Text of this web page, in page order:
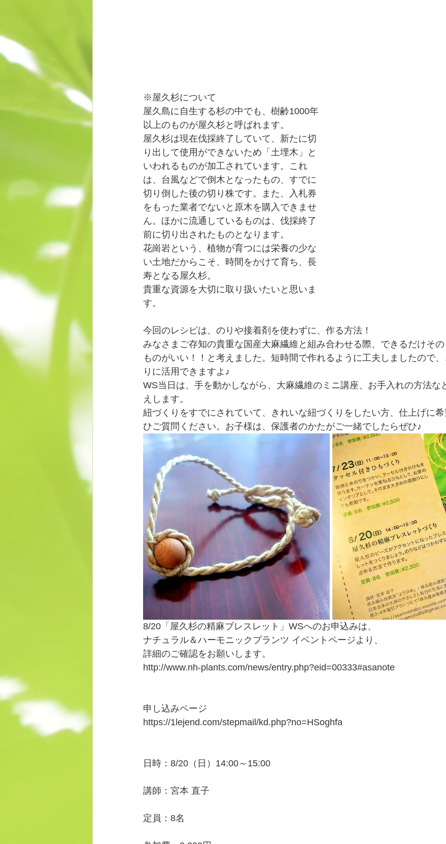
※屋久杉について
屋久島に自生する杉の中でも、樹齢1000年
以上のものが屋久杉と呼ばれます。
屋久杉は現在伐採終了していて、新たに切
り出して使用ができないため「土埋木」と
いわれるものが加工されています。これ
は、台風などで倒木となったもの、すでに
切り倒した後の切り株です。また、入札券
をもった業者でないと原木を購入できませ
ん。ほかに流通しているものは、伐採終了
前に切り出されたものとなります。
花崗岩という、植物が育つには栄養の少な
い土地だからこそ、時間をかけて育ち、長
寿となる屋久杉。
貴重な資源を大切に取り扱いたいと思いま
す。
今回のレシピは、のりや接着剤を使わずに、作る方法！
みなさまご存知の貴重な国産大麻繊維と組み合わせる際、できるだけそ
ものがいい！！と考えました。短時間で作れるように工夫しましたので、
りに活用できますよ♪
WS当日は、手を動かしながら、大麻繊維のミニ講座、お手入れの方法な
えします。
紐づくりをすでにされていて、きれいな紐づくりをしたい方、仕上げに
ひご質問ください。お子様は、保護者のかたがご一緒でしたらぜひ♪
8/20「屋久杉の精麻ブレスレット」WSへのお申込みは、
ナチュラル＆ハーモニックプランツ イベントページより、
詳細のご確認をお願いします。
http://www.nh-plants.com/news/entry.php?eid=00333#asanote
申し込みページ
https://1lejend.com/stepmail/kd.php?no=HSoghfa
日時：8/20（日）14:00～15:00
講師：宮本 直子
定員：8名